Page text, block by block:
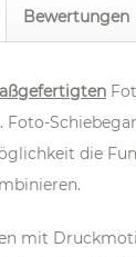
Bewertungen
die
mit